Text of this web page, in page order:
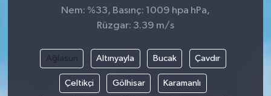
Nem: %33, Basınç: 1009 hpa hPa,
Rüzgar: 3.39 m/s
Ağlasun Altınyayla Bucak Çavdır
Çeltikçi Gölhisar Karamanlı
MAKALE
REKLAM